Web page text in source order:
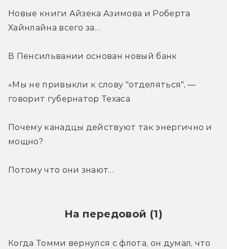
Новые книги Айзека Азимова и Роберта
Хайнлайна всего за…
В Пенсильвании основан новый банк
«Мы не привыкли к слову "отделяться", —
говорит губернатор Техаса
Почему канадцы действуют так энергично и
мощно?
Потому что они знают…
На передовой (1)
Когда Томми вернулся с флота, он думал, что